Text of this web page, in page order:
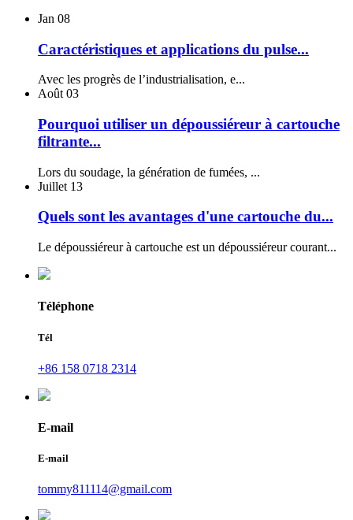
Jan 08
Caractéristiques et applications du pulse...
Avec les progrès de l’industrialisation, e...
Août 03
Pourquoi utiliser un dépoussiéreur à cartouche
filtrante...
Lors du soudage, la génération de fumées, ...
Juillet 13
Quels sont les avantages d'une cartouche du...
Le dépoussiéreur à cartouche est un dépoussiéreur courant...
Téléphone
Tél
+86 158 0718 2314
E-mail
E-mail
tommy811114@gmail.com